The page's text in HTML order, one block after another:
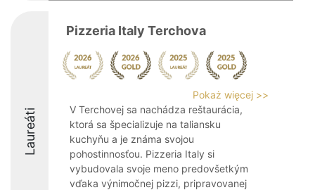
Laureáti
Pizzeria Italy Terchova
Pokaż więcej >>
V Terchovej sa nachádza reštaurácia,
ktorá sa špecializuje na taliansku
kuchyňu a je známa svojou
pohostinnosťou. Pizzeria Italy si
vybudovala svoje meno predovšetkým
vďaka výnimočnej pizzi, pripravovanej